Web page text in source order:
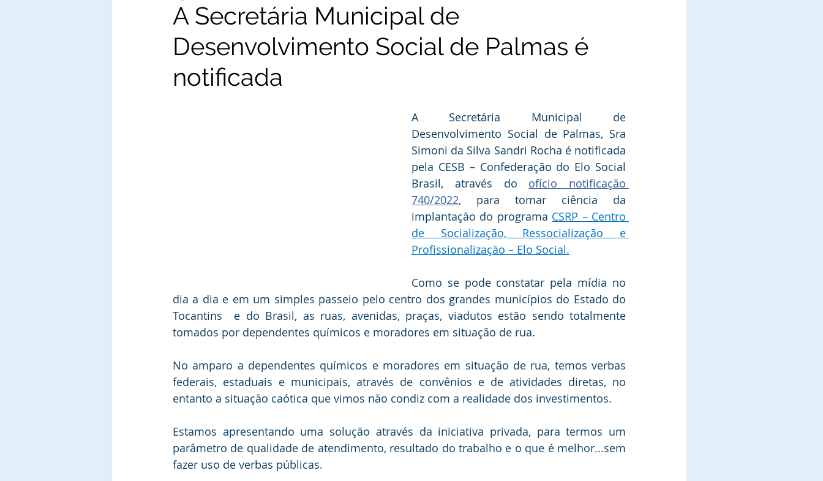
A Secretária Municipal de
Desenvolvimento Social de Palmas é
notificada
A Secretária Municipal de
Desenvolvimento Social de Palmas, Sra
Simoni da Silva Sandri Rocha é notificada
pela CESB – Confederação do Elo Social
Brasil, através do ofício notificação
740/2022, para tomar ciência da
implantação do programa CSRP – Centro
de Socialização, Ressocialização e
Profissionalização – Elo Social.
Como se pode constatar pela mídia no
dia a dia e em um simples passeio pelo centro dos grandes municípios do Estado do
Tocantins  e do Brasil, as ruas, avenidas, praças, viadutos estão sendo totalmente
tomados por dependentes químicos e moradores em situação de rua.
No amparo a dependentes químicos e moradores em situação de rua, temos verbas
federais, estaduais e municipais, através de convênios e de atividades diretas, no
entanto a situação caótica que vimos não condiz com a realidade dos investimentos.
Estamos apresentando uma solução através da iniciativa privada, para termos um
parâmetro de qualidade de atendimento, resultado do trabalho e o que é melhor...sem
fazer uso de verbas públicas.